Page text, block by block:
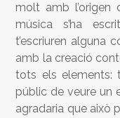
molt amb l’origen
música s’ha
t’escriuren alguna
amb la creació
tots els elements:
públic de veure un
agradaria que això